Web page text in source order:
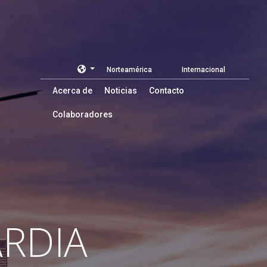
Acerca de Noticias Contacto
Colaboradores
Norteamérica Internacional